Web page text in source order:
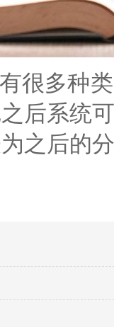
很多种
后系统
之后的